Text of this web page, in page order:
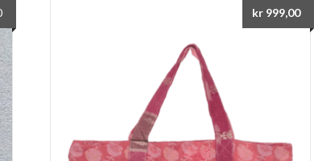
Nåværende
pris
er:
kr 299,00.
kr999,00